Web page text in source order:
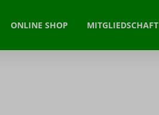
ONLINE SHOP MITGLIEDSCHAFT